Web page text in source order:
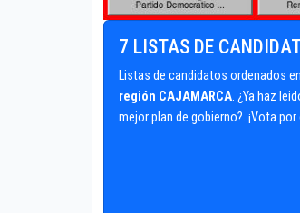
7 LISTAS DE
Listas de candidatos ordenados
región CAJAMARCA. ¿Ya haz
mejor plan de gobierno?. ¡Vota